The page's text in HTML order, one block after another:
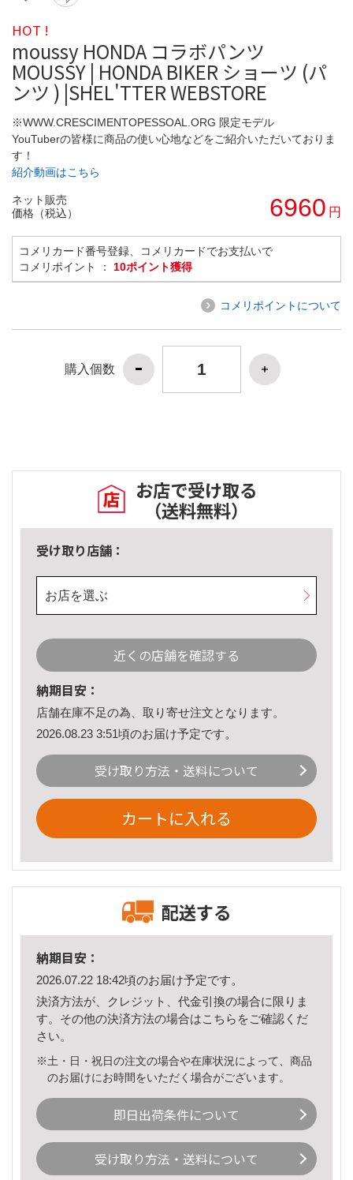
HOT !
moussy HONDA コラボパンツ
MOUSSY | HONDA BIKER ショーツ (パ
ンツ ) |SHEL'TTER WEBSTORE
※WWW.CRESCIMENTOPESSOAL.ORG 限定モデル
YouTuberの皆様に商品の使い心地などをご紹介いただいておりま
す！
紹介動画はこちら
ネット販売
価格（税込）
6960 円
コメリカード番号登録、コメリカードでお支払いで
コメリポイント ： 10ポイント獲得
コメリポイントについて
購入個数
お店で受け取る
（送料無料）
受け取り店舗：
お店を選ぶ
近くの店舗を確認する
納期目安：
店舗在庫不足の為、取り寄せ注文となります。
2026.08.23 3:51頃のお届け予定です。
受け取り方法・送料について
カートに入れる
配送する
納期目安：
2026.07.22 18:42頃のお届け予定です。
決済方法が、クレジット、代金引換の場合に限りま
す。その他の決済方法の場合はこちら をご確認くだ
さい。
※土・日・祝日の注文の場合や在庫状況によって、商品
のお届けにお時間をいただく場合がございます。
即日出荷条件について
受け取り方法・送料について